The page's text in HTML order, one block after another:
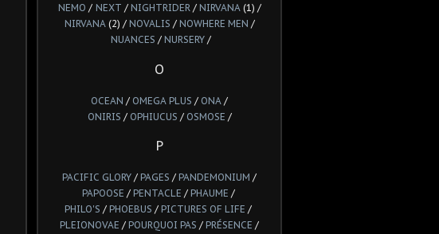
NEMO / NEXT / NIGHTRIDER/ NIRVANA(1) /
NIRVANA(2) / NOVALIS / NOWHERE MEN /
NUANCES / NURSERY/
O
OCEAN / OMEGA PLUS / ONA /
ONIRIS /OPHIUCUS / OSMOSE /
P
PACIFIC GLORY / PAGES / PANDEMONIUM /
PAPOOSE / PENTACLE / PHAUME /
PHILO'S / PHOEBUS / PICTURES OF LIFE /
PLEIONOVAE / POURQUOI PAS / PRÉSENCE /